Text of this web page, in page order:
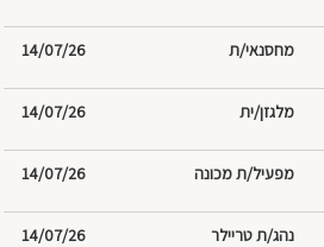
מחסנאי/ת 14/07/26
מלגזן/ית 14/07/26
מפעיל/ת מכונה 14/07/26
נהג/ת טריילר 14/07/26